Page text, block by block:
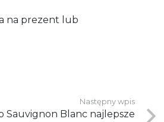
na prezent lub
Następny wpis
Sauvignon Blanc najlepsze